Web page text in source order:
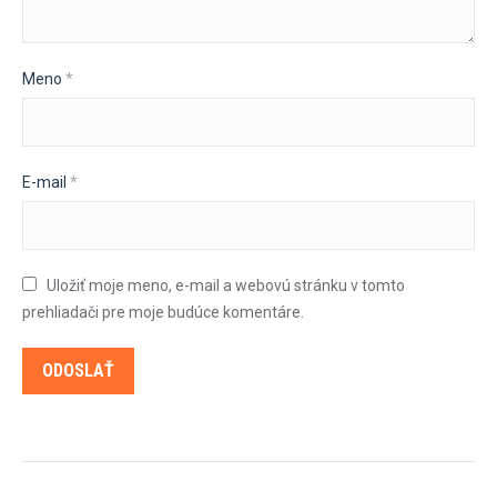
Meno *
E-mail *
Uložiť moje meno, e-mail a webovú stránku v tomto
prehliadači pre moje budúce komentáre.